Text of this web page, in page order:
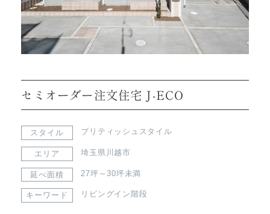
セミオーダー注文住宅 J-ECO
スタイル ブリティッシュスタイル
エリア 埼玉県川越市
延べ面積 27坪～30坪未満
キーワード リビングイン階段